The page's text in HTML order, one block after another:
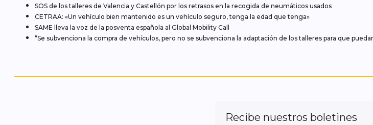
SOS de los talleres de Valencia y Castellón por los retrasos en la recogida de neumáticos usados
CETRAA: «Un vehículo bien mantenido es un vehículo seguro, tenga la edad que tenga»
SAME lleva la voz de la posventa española al Global Mobility Call
“Se subvenciona la compra de vehículos, pero no se subvenciona la adaptación de los talleres para que
Recibe nuestros boletines